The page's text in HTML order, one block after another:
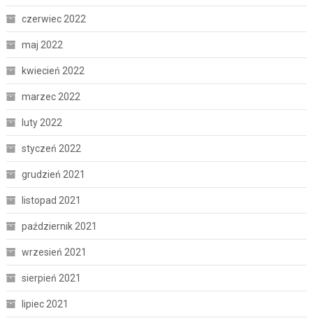
czerwiec 2022
maj 2022
kwiecień 2022
marzec 2022
luty 2022
styczeń 2022
grudzień 2021
listopad 2021
październik 2021
wrzesień 2021
sierpień 2021
lipiec 2021